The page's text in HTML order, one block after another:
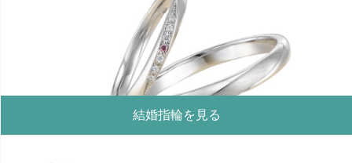
結婚指輪を見る